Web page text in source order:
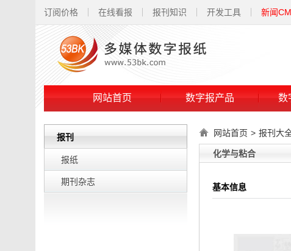
订阅价格 在线看报 报刊知识 开发工具 新闻
网站首页 数字报产品 数
报刊
报纸
期刊杂志
网站首页 > 报刊大
化学与粘合
基本信息